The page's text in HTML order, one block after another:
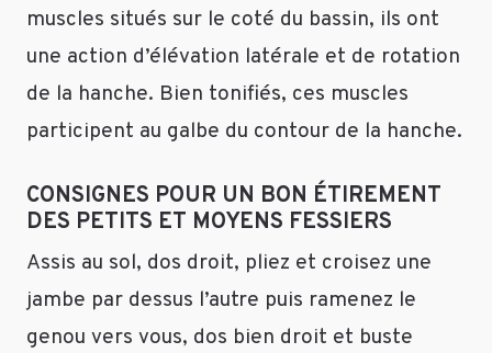
muscles situés sur le coté du bassin, ils ont
une action d’élévation latérale et de rotation
de la hanche. Bien tonifiés, ces muscles
participent au galbe du contour de la hanche.
CONSIGNES POUR UN BON ÉTIREMENT
DES PETITS ET MOYENS FESSIERS
Assis au sol, dos droit, pliez et croisez une
jambe par dessus l’autre puis ramenez le
genou vers vous, dos bien droit et buste